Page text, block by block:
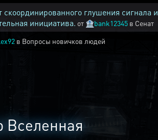
скоординированного глушения сигнала и
инициатива. от 🏦bank12345 в Сенат
в Вопросы новичков людей
Вселенная